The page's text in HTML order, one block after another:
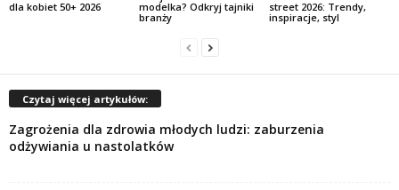
dla kobiet 50+ 2026
modelka? Odkryj tajniki
branży
street 2026: Trendy,
inspiracje, styl
Czytaj więcej artykułów:
Zagrożenia dla zdrowia młodych ludzi: zaburzenia
odżywiania u nastolatków